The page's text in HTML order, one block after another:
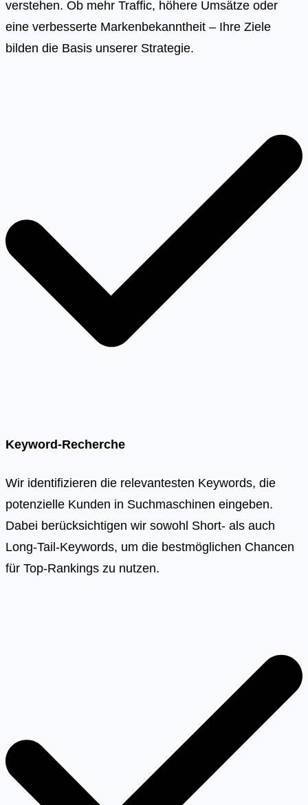
verstehen. Ob mehr Traffic, höhere Umsätze oder
eine verbesserte Markenbekanntheit – Ihre Ziele
bilden die Basis unserer Strategie.
Keyword-Recherche
Wir identifizieren die relevantesten Keywords, die
potenzielle Kunden in Suchmaschinen eingeben.
Dabei berücksichtigen wir sowohl Short- als auch
Long-Tail-Keywords, um die bestmöglichen Chancen
für Top-Rankings zu nutzen.